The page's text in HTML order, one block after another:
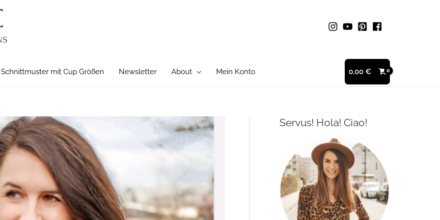
Schnittmuster mit Cup Größen Newsletter About Mein Konto 0,00 €
Servus! Hola! Ciao!